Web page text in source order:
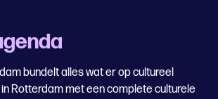
bundelt alles wat er op cultureel
Rotterdam met een complete culturele